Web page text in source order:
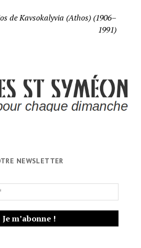
de Kavsokalyvia (Athos) (1906–
1991)
NEWSLETTER